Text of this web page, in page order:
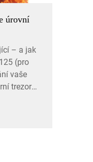
úrovní
– a jak
(pro
vaše
trezor